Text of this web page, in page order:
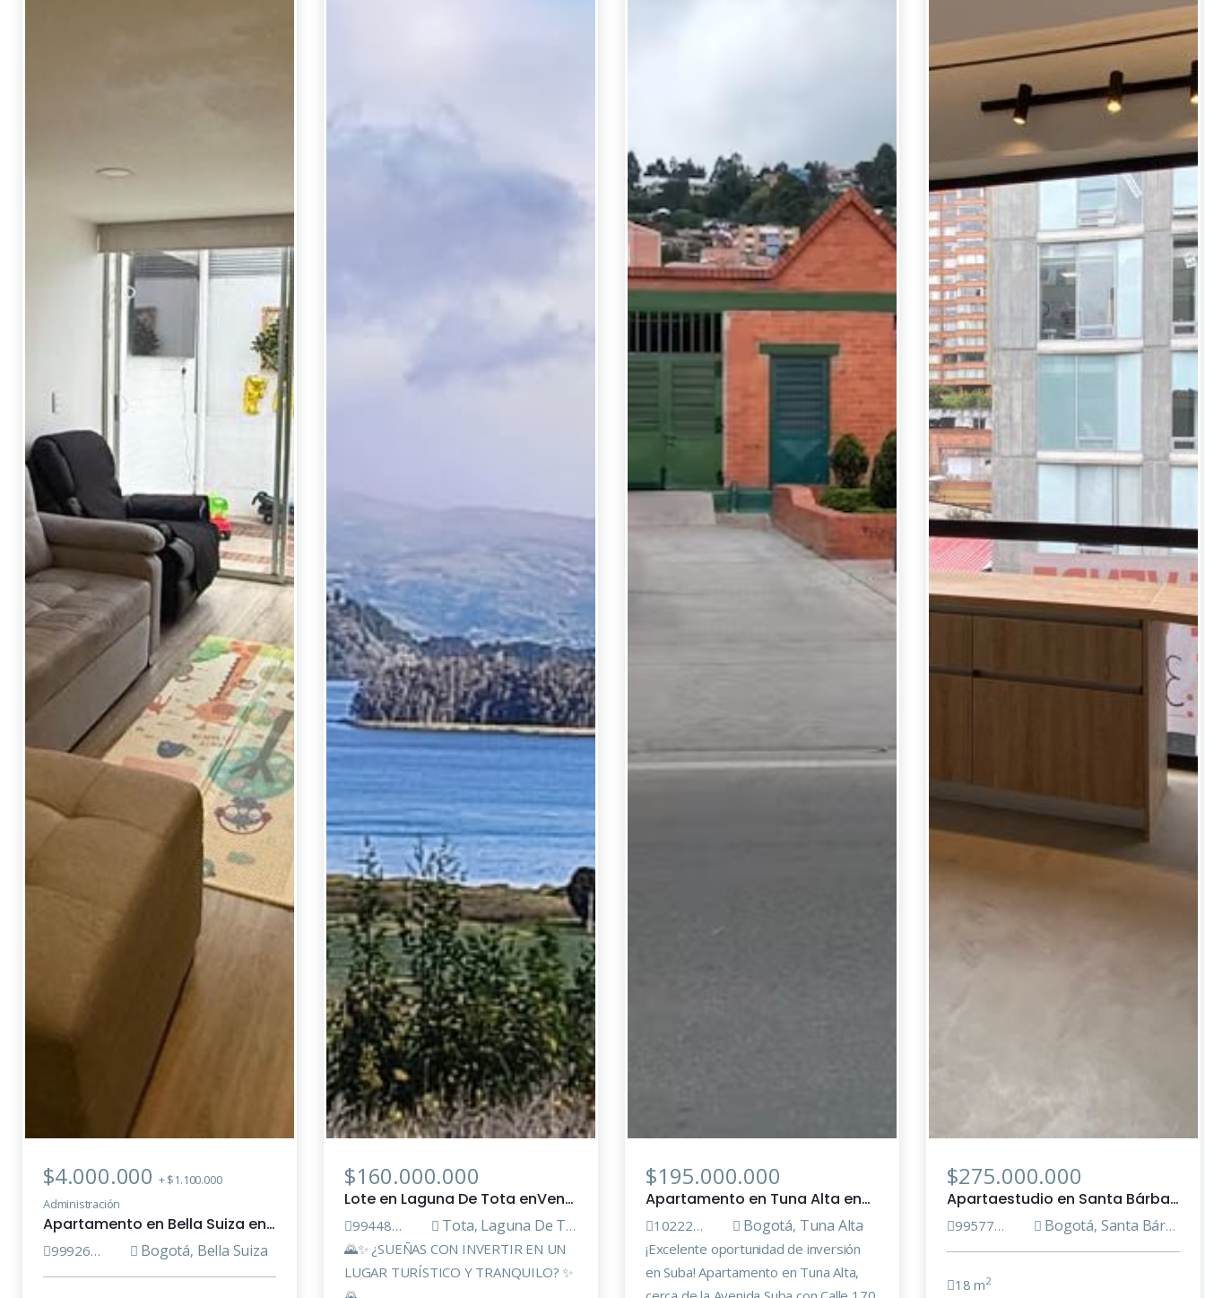
$4.000.000 + $1.100.000
Administración
Apartamento en Bella Suiza enArriendo/Venta
9992639 Bogotá, Bella Suiza
$160.000.000
Lote en Laguna De Tota enVenta
9944862 Tota, Laguna De Tota
🌄✨ ¿SUEÑAS CON INVERTIR EN UN
LUGAR TURÍSTICO Y TRANQUILO? ✨
$195.000.000
Apartamento en Tuna Alta enVenta
10222051 Bogotá, Tuna Alta
¡Excelente oportunidad de inversión
en Suba! Apartamento en Tuna Alta,
$275.000.000
Apartaestudio en Santa Bárbara enVenta
9957739 Bogotá, Santa Bárbara
18 m2